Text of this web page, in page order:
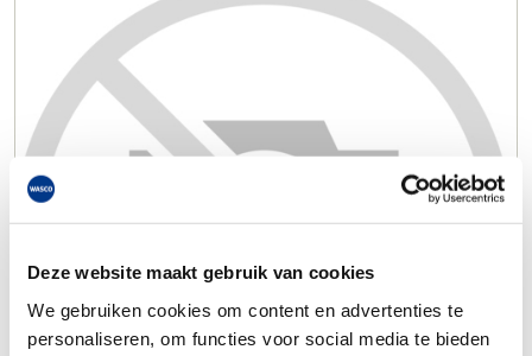
Deze website maakt gebruik van cookies
We gebruiken cookies om content en advertenties te
personaliseren, om functies voor social media te bieden